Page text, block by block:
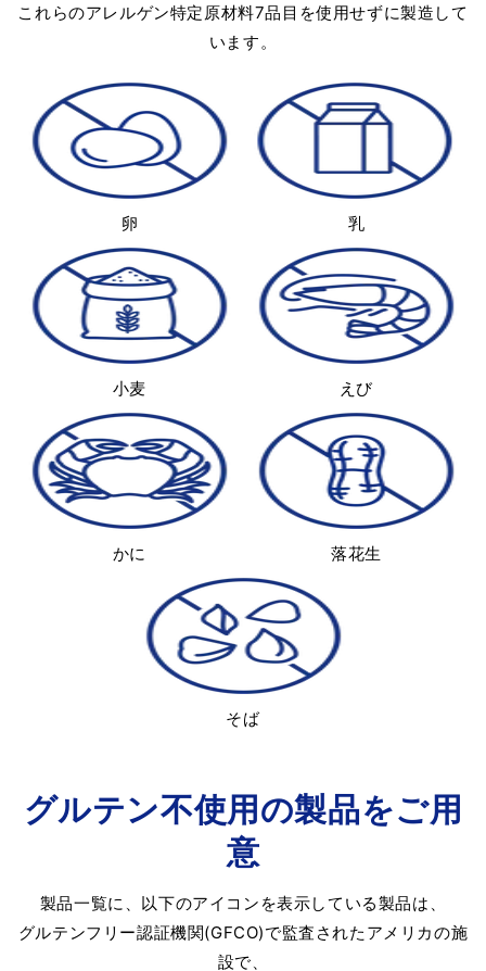
これらのアレルゲン特定原材料7品目を使用せずに製造して
います。
卵 乳
小麦 えび
かに 落花生
そば
グルテン不使用の製品をご用
意
製品一覧に、以下のアイコンを表示している製品は、
グルテンフリー認証機関(GFCO)で監査されたアメリカの施
設で、